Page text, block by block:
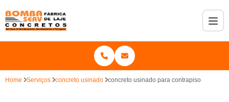
Home Serviços concreto usinado concreto usinado para contrapiso